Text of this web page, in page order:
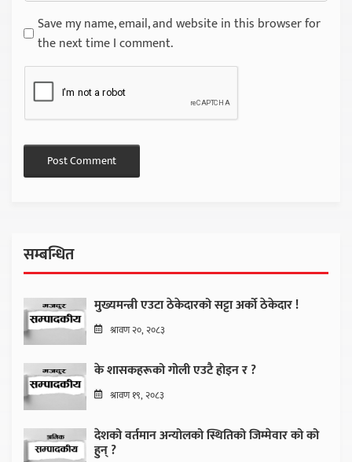
Save my name, email, and website in this browser for
the next time I comment.
सम्बन्धित
मुख्यमन्त्री एउटा ठेकेदारको सट्टा अर्को ठेकेदार !
श्रावण २०, २०८३
के शासकहरूको गोली एउटै होइन र ?
श्रावण १९, २०८३
देशको वर्तमान अन्योलको स्थितिको जिम्मेवार को को
हुन् ?